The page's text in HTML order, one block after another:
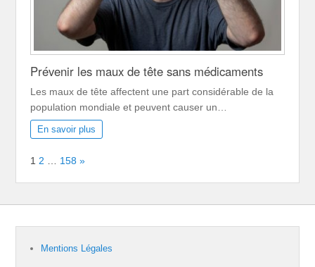
Prévenir les maux de tête sans médicaments
Les maux de tête affectent une part considérable de la
population mondiale et peuvent causer un…
En savoir plus
Page:
1 2 … 158 Next
»
Mentions Légales